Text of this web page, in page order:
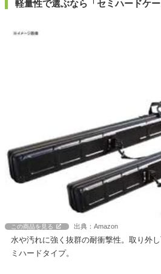
軽量性で選ぶなら「セミハードケー
この商品を見る 出典：Amazon
水や汚れに強く抜群の耐衝撃性。取り外
ミハードタイプ。